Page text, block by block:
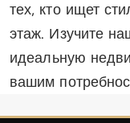
тех, кто ищет
этаж. Изучите
идеальную
вашим